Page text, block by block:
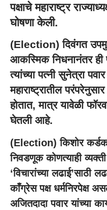
पक्षाचे महाराष्ट्र
घोषणा केली.
(Election) दिवंगत
आकस्मिक निधनानंतर
त्यांच्या पत्नी सुनेत्रा
महाराष्ट्रातील
होतात, मात्र यावेळी
घेतली आहे.
(Election) किशोर
निवडणूक कोणत्याही व्यक्ती
‘विचारांच्या लढाई’साठी
काँग्रेस पक्ष धर्मनिरपेक्ष
अजितदादा पवार यांच्या